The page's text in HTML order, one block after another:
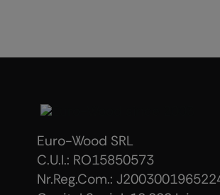
Euro-Wood SRL
C.U.I.: RO15850573
Nr.Reg.Com.: